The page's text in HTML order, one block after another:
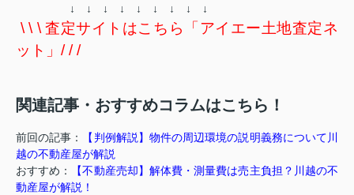
↓ ↓ ↓ ↓ ↓ ↓ ↓ ↓ ↓
\ \ \ 査定サイトはこちら「アイエー土地査定ネ
ット」/ / /
関連記事・おすすめコラムはこちら！
前回の記事：
【判例解説】物件の周辺環境の説明義務について川
越の不動産屋が解説
おすすめ：
【不動産売却】解体費・測量費は売主負担？川越の不
動産屋が解説！